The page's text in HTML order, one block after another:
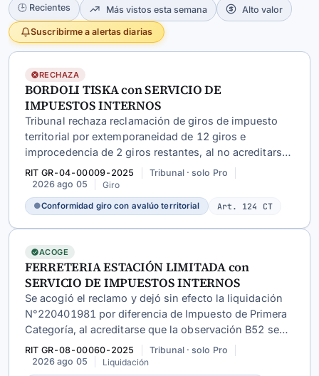
🕒 Recientes Más vistos esta semana Alto valor
Suscribirme a alertas diarias
RECHAZA
BORDOLI TISKA con SERVICIO DE
IMPUESTOS INTERNOS
Tribunal rechaza reclamación de giros de impuesto
territorial por extemporaneidad de 12 giros e
improcedencia de 2 giros restantes, al no acreditarse
disconformidad entre estos y el avalúo que les sirve
de base.
RIT GR-04-00009-2025
Tribunal · solo Pro
2026 ago 05
Giro
●Conformidad giro con avalúo territorial Art. 124 CT
ACOGE
FERRETERIA ESTACIÓN LIMITADA con
SERVICIO DE IMPUESTOS INTERNOS
Se acogió el reclamo y dejó sin efecto la liquidación
N°220401981 por diferencia de Impuesto de Primera
Categoría, al acreditarse que la observación B52 se
originó en un error formal de clasificación en la DJ
1948, posteriormente rectificado por la contribuyente.
RIT GR-08-00060-2025
Tribunal · solo Pro
2026 ago 05
Liquidación